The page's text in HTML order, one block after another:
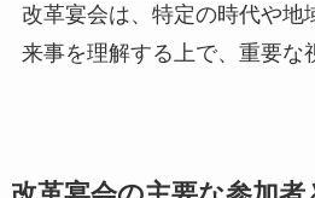
改革宴会は、特定の時代や地
来事を理解する上で、重要な